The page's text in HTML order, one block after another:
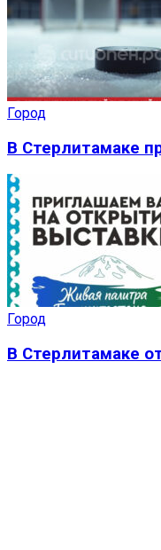
Город
В Стерлитамаке
Город
В Стерлитамаке